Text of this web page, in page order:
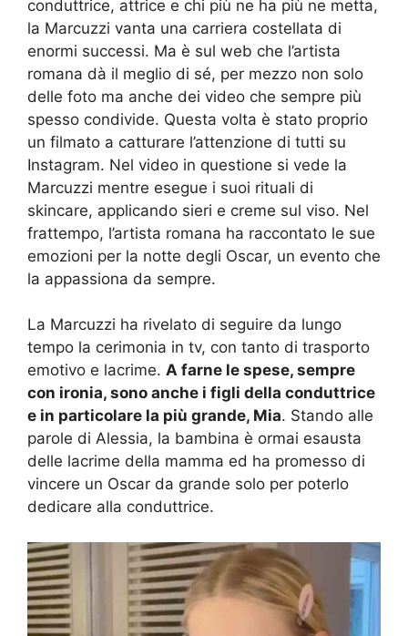
conduttrice, attrice e chi più ne ha più ne metta,
la Marcuzzi vanta una carriera costellata di
enormi successi. Ma è sul web che l’artista
romana dà il meglio di sé, per mezzo non solo
delle foto ma anche dei video che sempre più
spesso condivide. Questa volta è stato proprio
un filmato a catturare l’attenzione di tutti su
Instagram. Nel video in questione si vede la
Marcuzzi mentre esegue i suoi rituali di
skincare, applicando sieri e creme sul viso. Nel
frattempo, l’artista romana ha raccontato le sue
emozioni per la notte degli Oscar, un evento che
la appassiona da sempre.
La Marcuzzi ha rivelato di seguire da lungo
tempo la cerimonia in tv, con tanto di trasporto
emotivo e lacrime. A farne le spese, sempre
con ironia, sono anche i figli della conduttrice
e in particolare la più grande, Mia. Stando alle
parole di Alessia, la bambina è ormai esausta
delle lacrime della mamma ed ha promesso di
vincere un Oscar da grande solo per poterlo
dedicare alla conduttrice.